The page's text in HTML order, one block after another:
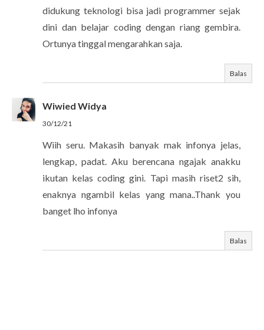
didukung teknologi bisa jadi programmer sejak
dini dan belajar coding dengan riang gembira.
Ortunya tinggal mengarahkan saja.
Balas
Wiwied Widya
30/12/21
Wiih seru. Makasih banyak mak infonya jelas,
lengkap, padat. Aku berencana ngajak anakku
ikutan kelas coding gini. Tapi masih riset2 sih,
enaknya ngambil kelas yang mana..Thank you
banget lho infonya
Balas